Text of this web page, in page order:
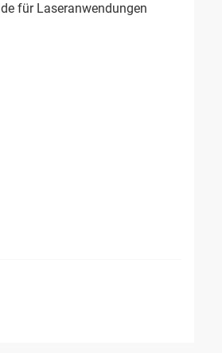
für Laseranwendungen